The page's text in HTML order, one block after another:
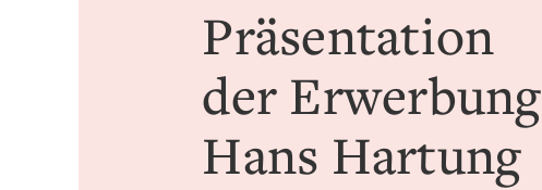
Präsentation
der Erwerbung
Hans Hartung